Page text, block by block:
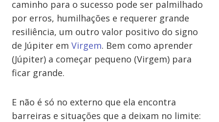
caminho para o sucesso pode ser palmilhado
por erros, humilhações e requerer grande
resiliência, um outro valor positivo do signo
de Júpiter em Virgem. Bem como aprender
(Júpiter) a começar pequeno (Virgem) para
ficar grande.
E não é só no externo que ela encontra
barreiras e situações que a deixam no limite: